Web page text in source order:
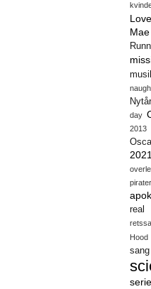
Nytår
day
2013
pirater
real
Hood